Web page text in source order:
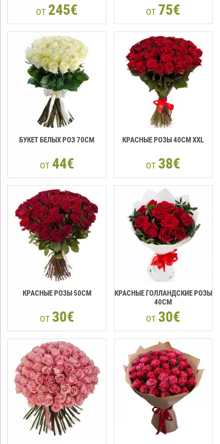
от 245€ от 75€
БУКЕТ БЕЛЫХ РОЗ 70CM
от 44€
КРАСНЫЕ РОЗЫ 40CМ XXL
от 38€
КРАСНЫЕ РОЗЫ 50CМ
от 30€
КРАСНЫЕ ГОЛЛАНДСКИЕ РОЗЫ
40CM
от 30€